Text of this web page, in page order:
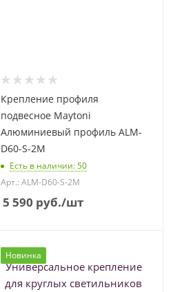
Крепление профиля
подвесное Maytoni
Алюминиевый профиль ALM-
D60-S-2M
Есть в наличии: 50
Арт.: ALM-D60-S-2M
5 590 руб./шт
Новинка